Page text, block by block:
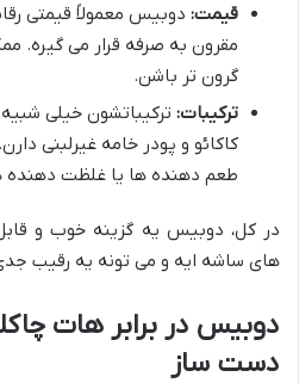
قیمت: دوبیس معمولاً قیمتی
مقرون به صرفه قرار می گیره.
گرون تر باشن.
ترکیبات: ترکیباتشون خیلی
کاکائو و پودر خامه غیرلبنی
طعم دهنده ها یا غلظت دهنده
در کل، دوبیس یه گزینه خوب و
های ساشه ایه و می تونه یه رقیب
دوبیس در برابر هات
دست ساز